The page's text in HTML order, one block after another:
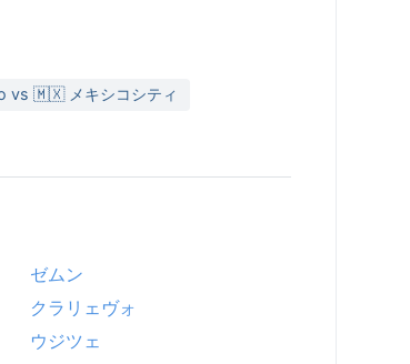
vs 🇲🇽 メキシコシティ
ゼムン
クラリェヴォ
ウジツェ